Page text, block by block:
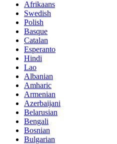
Afrikaans
Swedish
Polish
Basque
Catalan
Esperanto
Hindi
Lao
Albanian
Amharic
Armenian
Azerbaijani
Belarusian
Bengali
Bosnian
Bulgarian